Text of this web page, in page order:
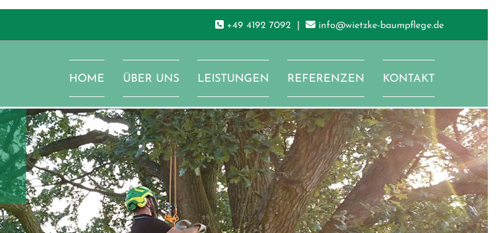
 +49 4192 7092  info@wietzke-baumpflege.de
HOME ÜBER UNS LEISTUNGEN REFERENZEN KONTAKT